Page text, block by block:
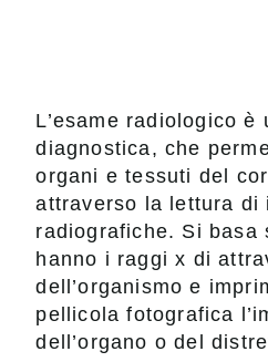
L’esame radiologico è
diagnostica, che
organi e tessuti del
attraverso la lettura di
radiografiche. Si basa
hanno i raggi x di
dell’organismo e
pellicola fotografica
dell’organo o del